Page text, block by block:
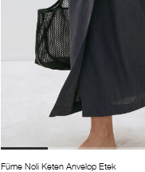
Füme Noli Keten Anvelop Etek